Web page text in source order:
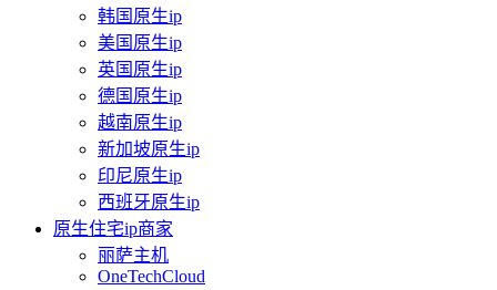
韩国原生ip
美国原生ip
英国原生ip
德国原生ip
越南原生ip
新加坡原生ip
印尼原生ip
西班牙原生ip
原生住宅ip商家
丽萨主机
OneTechCloud